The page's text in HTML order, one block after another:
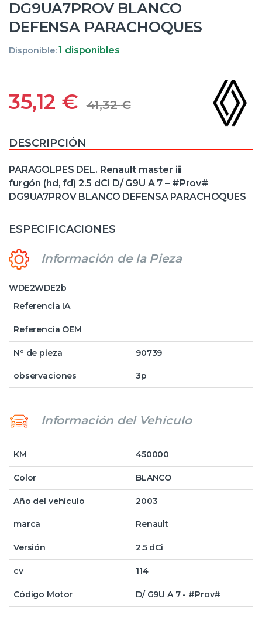
DG9UA7PROV BLANCO
DEFENSA PARACHOQUES
Disponible:1 disponibles
35,12 € 41,32€
DESCRIPCIÓN
PARAGOLPES DEL. Renault master iii
furgón (hd, fd) 2.5 dCi D/ G9U A 7 – #Prov#
DG9UA7PROV BLANCO DEFENSA PARACHOQUES
ESPECIFICACIONES
Información de la Pieza
WDE2WDE2b
Referencia IA
Referencia OEM
Nº de pieza 90739
observaciones 3p
Información del Vehículo
KM 450000
Color BLANCO
Año del vehículo 2003
marca Renault
Versión 2.5 dCi
cv 114
Código Motor D/ G9U A 7 - #Prov#